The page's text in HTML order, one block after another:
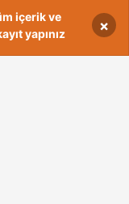
içerik ve
yapınız
×